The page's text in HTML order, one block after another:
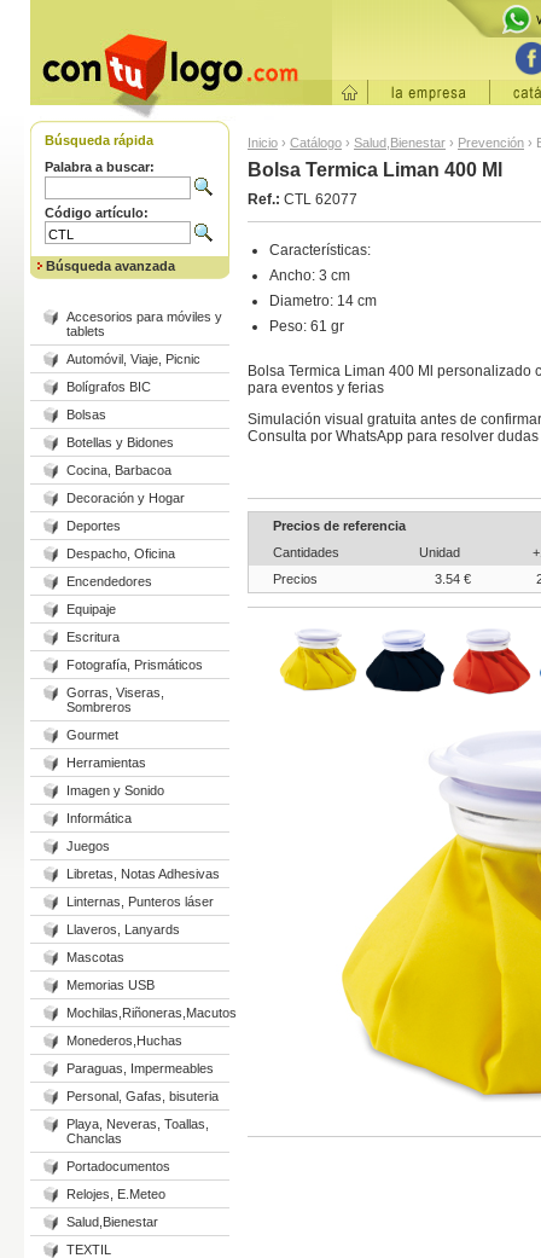
Búsqueda rápida
Palabra a buscar:
Código artículo:
Búsqueda avanzada
Accesorios para móviles y
tablets
Automóvil, Viaje, Picnic
Bolígrafos BIC
Bolsas
Botellas y Bidones
Cocina, Barbacoa
Decoración y Hogar
Deportes
Despacho, Oficina
Encendedores
Equipaje
Escritura
Fotografía, Prismáticos
Gorras, Viseras,
Sombreros
Gourmet
Herramientas
Imagen y Sonido
Informática
Juegos
Libretas, Notas Adhesivas
Linternas, Punteros láser
Llaveros, Lanyards
Mascotas
Memorias USB
Mochilas,Riñoneras,Macutos
Monederos,Huchas
Paraguas, Impermeables
Personal, Gafas, bisuteria
Playa, Neveras, Toallas,
Chanclas
Portadocumentos
Relojes, E.Meteo
Salud,Bienestar
TEXTIL
Inicio › Catálogo › Salud,Bienestar › Prevención ›
Bolsa Termica Liman 400 Ml
Ref.: CTL 62077
Características:
Ancho: 3 cm
Diametro: 14 cm
Peso: 61 gr
Bolsa Termica Liman 400 Ml personalizado
para eventos y ferias
Simulación visual gratuita antes de
Consulta por WhatsApp para resolver
Precios de referencia
Cantidades
Unidad
Precios
3.54 €